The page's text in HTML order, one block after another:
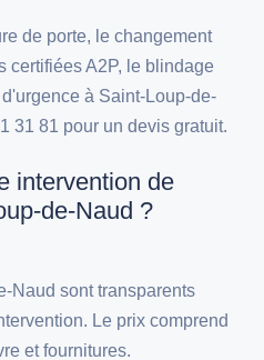
de porte, le changement
certifiées A2P, le blindage
à Saint-Loup-de-
31 81 pour un devis gratuit.
intervention de
de-Naud ?
Naud sont transparents
Le prix comprend
et fournitures.